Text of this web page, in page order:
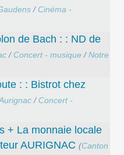
/ Cinéma -
de Bach : : ND de
/ Concert - musique /Notre
: : Bistrot chez
/ Concert -
+ La monnaie locale
AURIGNAC (Canton